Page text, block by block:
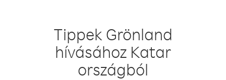
Tippek Grönland
hívásához Katar
országból